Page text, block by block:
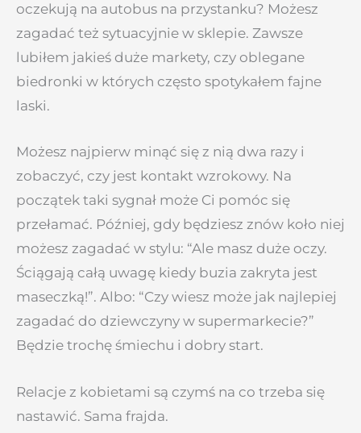
oczekują na autobus na przystanku? Możesz
zagadać też sytuacyjnie w sklepie. Zawsze
lubiłem jakieś duże markety, czy oblegane
biedronki w których często spotykałem fajne
laski.
Możesz najpierw minąć się z nią dwa razy i
zobaczyć, czy jest kontakt wzrokowy. Na
początek taki sygnał może Ci pomóc się
przełamać. Później, gdy będziesz znów koło niej
możesz zagadać w stylu: “Ale masz duże oczy.
Ściągają całą uwagę kiedy buzia zakryta jest
maseczką!”. Albo: “Czy wiesz może jak najlepiej
zagadać do dziewczyny w supermarkecie?”
Będzie trochę śmiechu i dobry start.
Relacje z kobietami są czymś na co trzeba się
nastawić. Sama frajda.